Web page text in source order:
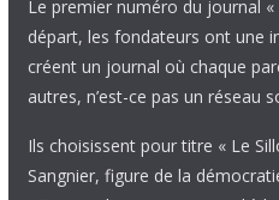
Le premier numéro du journal «
départ, les fondateurs ont une
créent un journal où chaque
autres, n’est-ce pas un réseau
Ils choisissent pour titre « Le
Sangnier, figure de la